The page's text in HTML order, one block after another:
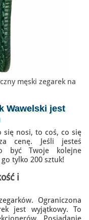
męski zegarek na
Wawelskijest
się nosi, to coś, co się
cenę. Jeśli jesteś
być Twoje kolejne
tylko 200 sztuk!
i
Ograniczona
jest wyjątkowy. To